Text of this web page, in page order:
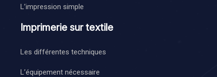
L’impression simple
Imprimerie sur textile
Les différentes techniques
L’équipement nécessaire